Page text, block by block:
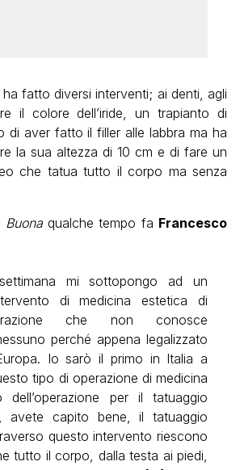
ha fatto diversi interventi; ai denti, agli
il colore dell’iride, un trapianto di
di aver fatto il filler alle labbra ma ha
la sua altezza di 10 cm e di fare un
che tatua tutto il corpo ma senza
Buonaqualche tempo fa Francesco
mi sottopongo ad un
di medicina estetica di
che non conosce
perché appena legalizzato
Io sarò il primo in Italia a
tipo di operazione di medicina
dell’operazione per il tatuaggio
avete capito bene, il tatuaggio
questo intervento riescono
tutto il corpo, dalla testa ai piedi,